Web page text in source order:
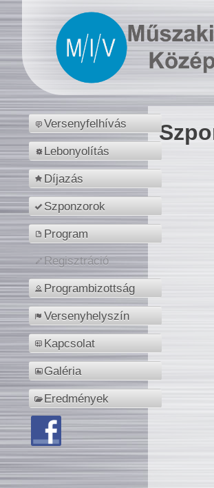
Versenyfelhívás
Lebonyolítás
Díjazás
Szponzorok
Program
Regisztráció
Programbizottság
Versenyhelyszín
Kapcsolat
Galéria
Eredmények